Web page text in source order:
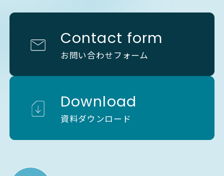
Contact form
お問い合わせフォーム
Download
資料ダウンロード